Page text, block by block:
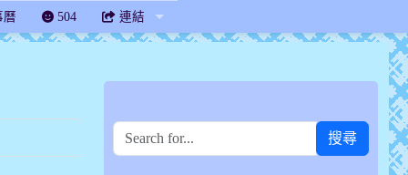
504 連結
搜尋